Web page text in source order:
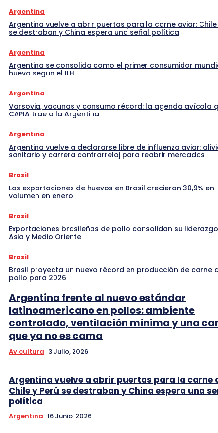
Argentina
Argentina vuelve a abrir puertas para la carne aviar: Chile
se destraban y China espera una señal política
Argentina
Argentina se consolida como el primer consumidor
huevo segun el ILH
Argentina
Varsovia, vacunas y consumo récord: la agenda avícola
CAPIA trae a la Argentina
Argentina
Argentina vuelve a declararse libre de influenza aviar:
sanitario y carrera contrarreloj para reabrir mercados
Brasil
Las exportaciones de huevos en Brasil crecieron 30,9% en
volumen en enero
Brasil
Exportaciones brasileñas de pollo consolidan su
Asia y Medio Oriente
Brasil
Brasil proyecta un nuevo récord en producción de carne
pollo para 2026
Argentina frente al nuevo estándar
latinoamericano en pollos: ambiente
controlado, ventilación mínima y una
que ya no es cama
Avicultura 3 Julio, 2026
Argentina vuelve a abrir puertas para la carne
Chile y Perú se destraban y China espera una
política
Argentina 16 Junio, 2026